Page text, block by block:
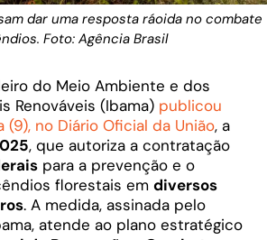
dar uma resposta ráoida no combate
Foto: Agência Brasil
do Meio Ambiente e dos
Renováveis (Ibama) publicou
no Diário Oficial da União, a
, que autoriza a contratação
para a prevenção e o
florestais em diversos
. A medida, assinada pelo
atende ao plano estratégico